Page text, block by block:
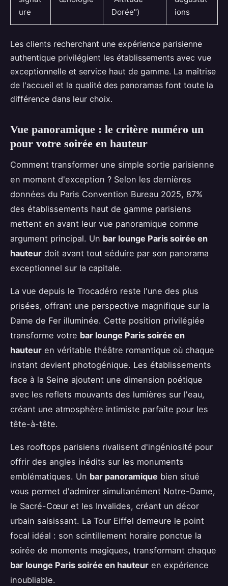
ure
Dorée")
ions
Les clients recherchant une expérience parisienne
authentique privilégient les établissements avec vue
exceptionnelle et service haut de gamme. La maîtrise
de l'accueil et la qualité des panoramas font toute la
différence dans leur choix.
Vue panoramique : le critère numéro un
pour votre soirée en hauteur
Comment transformer une simple sortie parisienne
en moment d'exception ? Selon les dernières
données du Paris Convention Bureau 2025, 87%
des établissements haut de gamme parisiens
mettent en avant leur vue panoramique comme
argument principal. Un bar lounge Paris soirée en
hauteur doit avant tout séduire par son panorama
exceptionnel sur la capitale.
La vue depuis le Trocadéro reste l'une des plus
prisées, offrant une perspective magnifique sur la
Dame de Fer illuminée. Cette position privilégiée
transforme votre bar lounge Paris soirée en
hauteur en véritable théâtre romantique où chaque
instant devient photogénique. Les établissements
face à la Seine ajoutent une dimension poétique
avec les reflets mouvants des lumières sur l'eau,
créant une atmosphère intimiste parfaite pour les
tête-à-tête.
Les rooftops parisiens rivalisent d'ingéniosité pour
offrir des angles inédits sur les monuments
emblématiques. Un bar panoramique bien situé
vous permet d'admirer simultanément Notre-Dame,
le Sacré-Cœur et les Invalides, créant un décor
urbain saisissant. La Tour Eiffel demeure le point
focal idéal : son scintillement horaire ponctue la
soirée de moments magiques, transformant chaque
bar lounge Paris soirée en hauteur en expérience
inoubliable.